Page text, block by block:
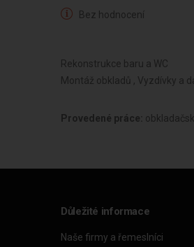
Bez hodnocení
Rekonstrukce baru a WC
Montáž obkladů , Vyzdívky a
Provedené práce:
Důležité informace
Naše firmy a řemeslníci